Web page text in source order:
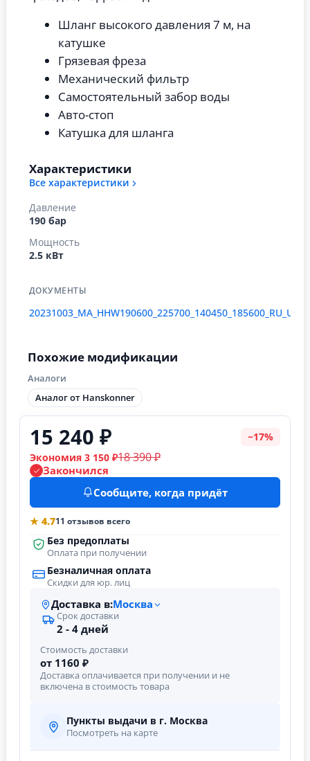
Похожие модификации
Аналоги
Аналог от Hanskonner
Шланг высокого давления 7 м, на
катушке
Грязевая фреза
Механический фильтр
Самостоятельный забор воды
Авто-стоп
Катушка для шланга
Характеристики
Все характеристики
Давление
190 бар
Мощность
2.5 кВт
ДОКУМЕНТЫ
15 240 ₽ −17%
18 390 ₽
Экономия 3 150 ₽
Закончился
Сообщите, когда придёт
★ 4.711 отзывов всего
Без предоплаты
Оплата при получении
Безналичная оплата
Скидки для юр. лиц
Доставка в:Москва
Срок доставки
2 - 4 дней
Стоимость доставки
от 1160 ₽
Доставка оплачивается при получении и не
включена в стоимость товара
Пункты выдачи в г. Москва
Посмотреть на карте